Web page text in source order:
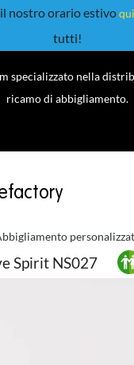
nostro orario estivoqui
tutti!
specializzato nella
ricamo di abbigliamento.
Spirit NS027